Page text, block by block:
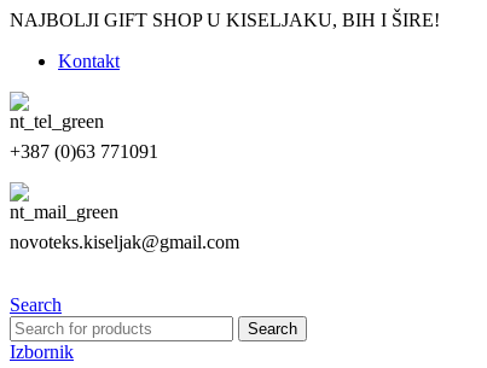
NAJBOLJI GIFT SHOP U KISELJAKU, BIH I ŠIRE!
Kontakt
+387 (0)63 771091
novoteks.kiseljak@gmail.com
Search
Search
Izbornik